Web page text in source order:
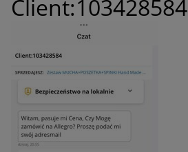
Client:103428584